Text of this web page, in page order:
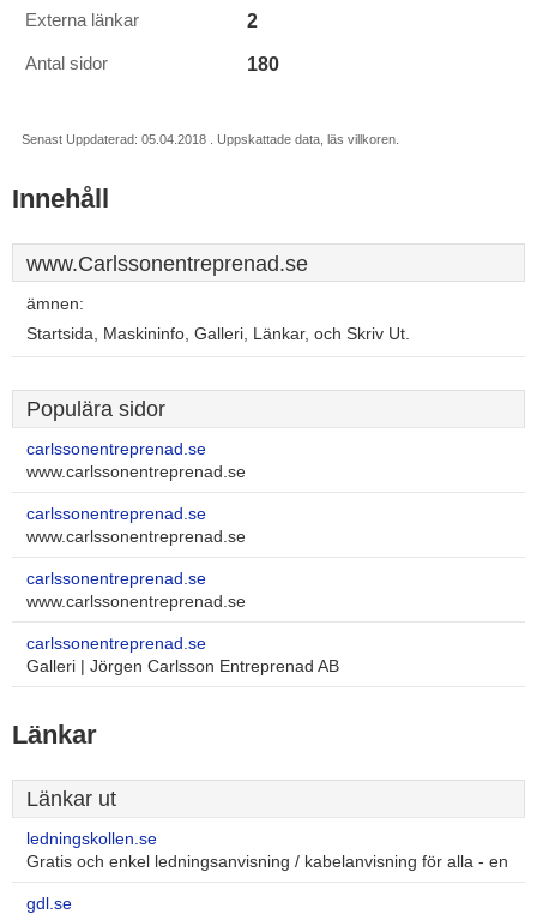
Externa länkar 2
Antal sidor 180
Senast Uppdaterad: 05.04.2018 . Uppskattade data, läs villkoren.
Innehåll
www.Carlssonentreprenad.se
ämnen:
Startsida, Maskininfo, Galleri, Länkar, och Skriv Ut.
Populära sidor
carlssonentreprenad.se
www.carlssonentreprenad.se
carlssonentreprenad.se
www.carlssonentreprenad.se
carlssonentreprenad.se
www.carlssonentreprenad.se
carlssonentreprenad.se
Galleri | Jörgen Carlsson Entreprenad AB
Länkar
Länkar ut
ledningskollen.se
Gratis och enkel ledningsanvisning / kabelanvisning för alla - en
gdl.se